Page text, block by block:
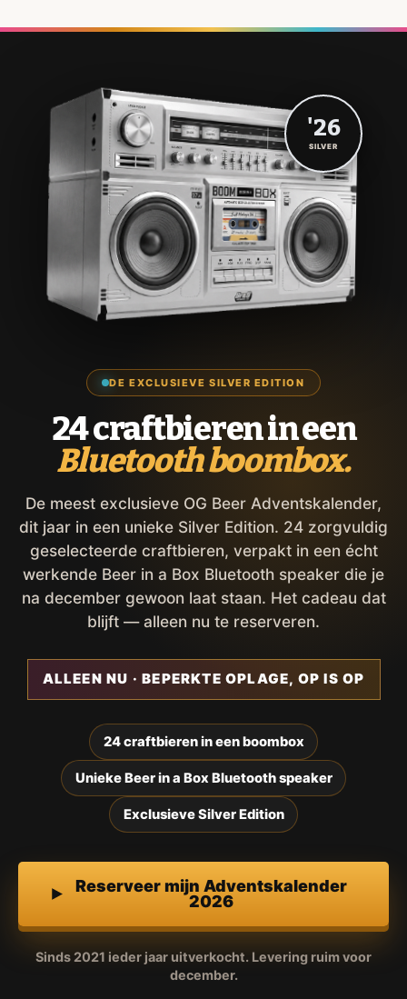
DE EXCLUSIEVE SILVER EDITION
24 craftbieren in een
Bluetooth boombox.
De meest exclusieve OG Beer Adventskalender,
dit jaar in een unieke Silver Edition. 24 zorgvuldig
geselecteerde craftbieren, verpakt in een écht
werkende Beer in a Box Bluetooth speaker die je
na december gewoon laat staan. Het cadeau dat
blijft — alleen nu te reserveren.
ALLEEN NU · BEPERKTE OPLAGE, OP IS OP
24 craftbieren in een boombox
Unieke Beer in a Box Bluetooth speaker
Exclusieve Silver Edition
Reserveer mijn Adventskalender
2026
Sinds 2021 ieder jaar uitverkocht. Levering ruim voor
december.
'26
SILVER